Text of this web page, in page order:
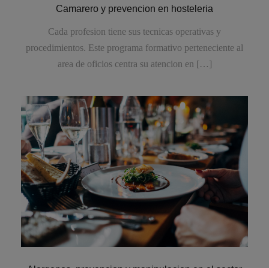
Camarero y prevencion en hosteleria
Cada profesion tiene sus tecnicas operativas y
procedimientos. Este programa formativo perteneciente al
area de oficios centra su atencion en […]